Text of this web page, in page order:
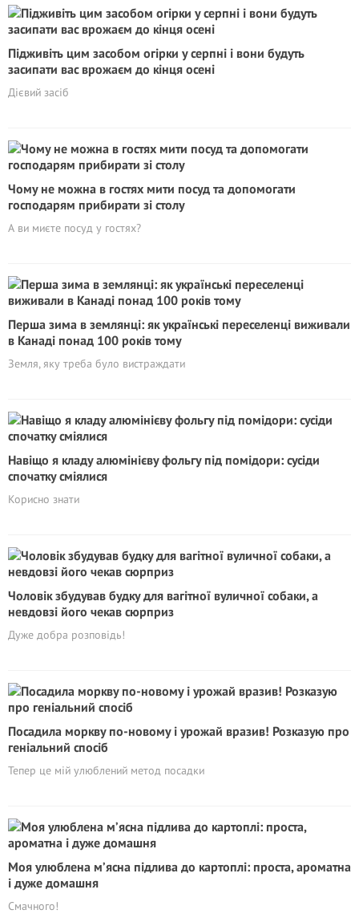
Підживіть цим засобом огірки у серпні і вони будуть
засипати вас врожаєм до кінця осені
Дієвий засіб
Чому не можна в гостях мити посуд та допомогати
господарям прибирати зі столу
А ви миєте посуд у гостях?
Перша зима в землянці: як українські переселенці виживали
в Канаді понад 100 років тому
Земля, яку треба було вистраждати
Навіщо я кладу алюмінієву фольгу під помідори: сусіди
спочатку сміялися
Корисно знати
Чоловік збудував будку для вагітної вуличної собаки, а
невдовзі його чекав сюрприз
Дуже добра розповідь!
Посадила моркву по-новому і урожай вразив! Розказую про
геніальний спосіб
Тепер це мій улюблений метод посадки
Моя улюблена м’ясна підлива до картоплі: проста, ароматна
і дуже домашня
Смачного!